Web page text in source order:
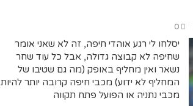
0
יסלחו לי רגע אוהדי חיפה, זה לא שאני אומר
שחיפה לא קבוצה גדולה, אבל כל עוד שחר
נשאר ואין מחליף באופק (מה גם שטיבו של
המחליף לא ידוע) מכבי חיפה קרובה יותר להיות
מכבי נתניה או הפועל פתח תקווה